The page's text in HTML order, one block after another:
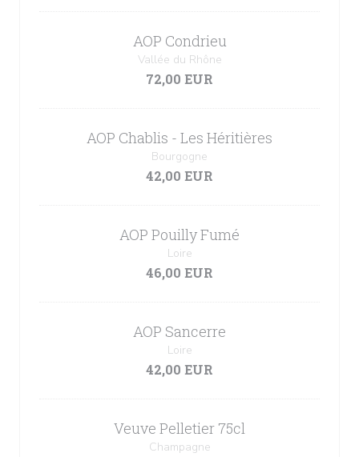
AOP Condrieu
Vallée du Rhône
72,00 EUR
AOP Chablis - Les Héritières
Bourgogne
42,00 EUR
AOP Pouilly Fumé
Loire
46,00 EUR
AOP Sancerre
Loire
42,00 EUR
Veuve Pelletier 75cl
Champagne